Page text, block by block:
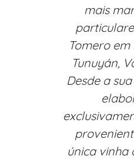
mais
Tomero
Tunuyán,
Desde a
única vinha